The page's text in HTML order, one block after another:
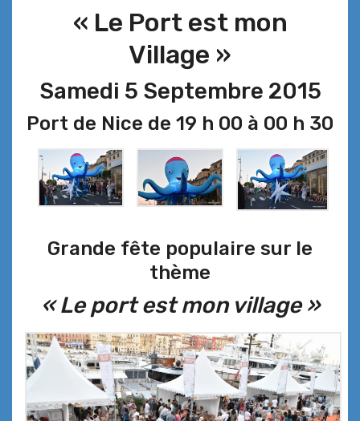
« Le Port est mon
Village »
Samedi 5 Septembre 2015
Port de Nice de 19 h 00 à 00 h 30
Grande fête populaire sur le
thème
« Le port est mon village »